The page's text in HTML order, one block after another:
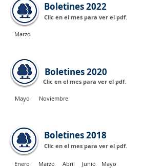
Boletines 2022
Clic en el mes para ver el pdf.
Marzo
Boletines 2020
Clic en el mes para ver el pdf.
Mayo Noviembre
Boletines 2018
Clic en el mes para ver el pdf.
Enero Marzo Abril Junio Mayo